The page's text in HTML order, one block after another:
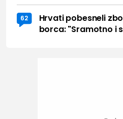
62
Hrvati pobesneli
borca: "Sramotno i